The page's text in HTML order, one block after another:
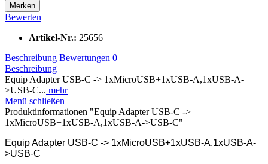
Merken
Bewerten
Artikel-Nr.: 25656
Beschreibung Bewertungen 0
Beschreibung
Equip Adapter USB-C -> 1xMicroUSB+1xUSB-A,1xUSB-A-
>USB-C... mehr
Menü schließen
Produktinformationen "Equip Adapter USB-C ->
1xMicroUSB+1xUSB-A,1xUSB-A->USB-C"
Equip Adapter USB-C -> 1xMicroUSB+1xUSB-A,1xUSB-A-
>USB-C